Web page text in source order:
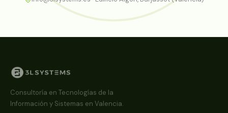
Consultoría en Tecnologías de la
Información y Sistemas en Valencia.